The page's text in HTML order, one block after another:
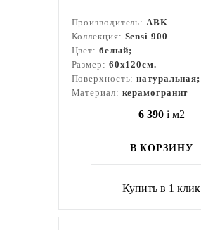
Производитель:ABK
Коллекция: Sensi 900
Цвет: белый;
Размер: 60x120см.
Поверхность:натуральная;
Материал: керамогранит
6 390 i м2
В КОРЗИНУ
Купить в 1 клик